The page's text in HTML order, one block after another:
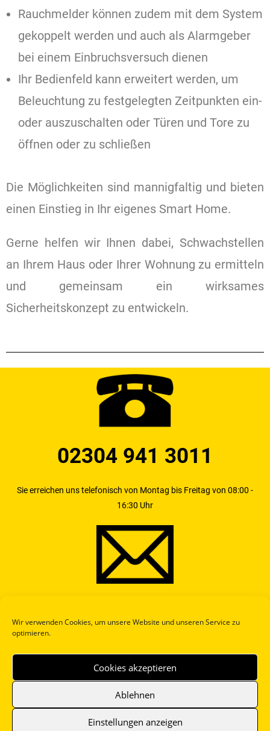
Wir verwenden Cookies, um unsere Website und unseren Service zu
optimieren.
Cookies akzeptieren
Ablehnen
Einstellungen anzeigen
Rauchmelder können zudem mit dem System
gekoppelt werden und auch als Alarmgeber
bei einem Einbruchsversuch dienen
Ihr Bedienfeld kann erweitert werden, um
Beleuchtung zu festgelegten Zeitpunkten ein-
oder auszuschalten oder Türen und Tore zu
öffnen oder zu schließen
Die Möglichkeiten sind mannigfaltig und bieten
einen Einstieg in Ihr eigenes Smart Home.
Gerne helfen wir Ihnen dabei, Schwachstellen
an Ihrem Haus oder Ihrer Wohnung zu ermitteln
und gemeinsam ein wirksames
Sicherheitskonzept zu entwickeln.
02304 941 3011
Sie erreichen uns telefonisch von Montag bis Freitag von 08:00 -
16:30 Uhr